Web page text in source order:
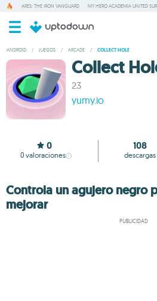
ARES: THE IRON VANGUARD MY HERO ACADEMIA UNITED
ANDROID / JUEGOS / ARCADE / COLLECT HOLE
Collect
23
yumy.io
0
0 valoraciones
108
descargas
Controla un agujero negro
mejorar
PUBLICIDAD